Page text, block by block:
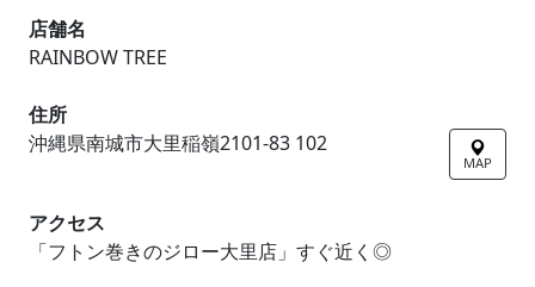
店舗名
RAINBOW TREE
住所
沖縄県南城市大里稲嶺2101-83 102
MAP
アクセス
「フトン巻きのジロー大里店」すぐ近く◎